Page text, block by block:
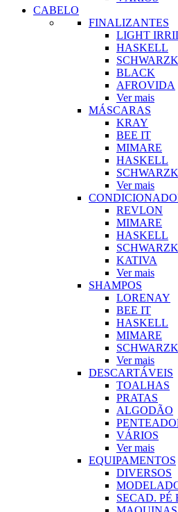
CABELO
FINALIZANTES
LIGHT
HASKELL
BLACK
AFROVIDA
Ver mais
MÁSCARAS
KRAY
BEE IT
MIMARE
HASKELL
Ver mais
REVLON
MIMARE
HASKELL
KATIVA
Ver mais
SHAMPOS
LORENAY
BEE IT
HASKELL
MIMARE
Ver mais
DESCARTÁVEIS
TOALHAS
PRATAS
ALGODÃO
VÁRIOS
Ver mais
EQUIPAMENTOS
DIVERSOS
SECAD. PÉ